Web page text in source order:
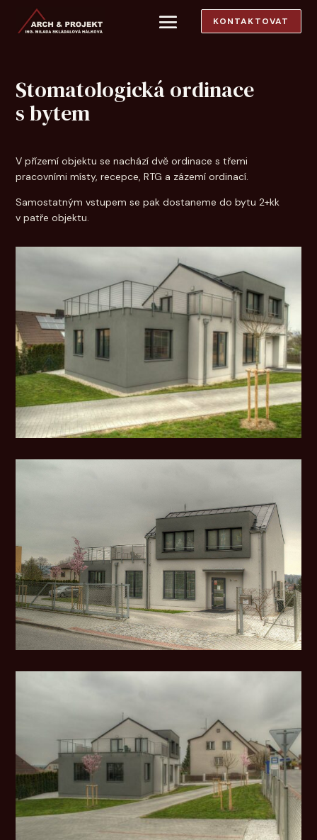
KONTAKTOVAT
Stomatologická ordinace
s bytem
V přízemí objektu se nachází dvě ordinace s třemi
pracovními místy, recepce, RTG a zázemí ordinací.
Samostatným vstupem se pak dostaneme do bytu 2+kk
v patře objektu.